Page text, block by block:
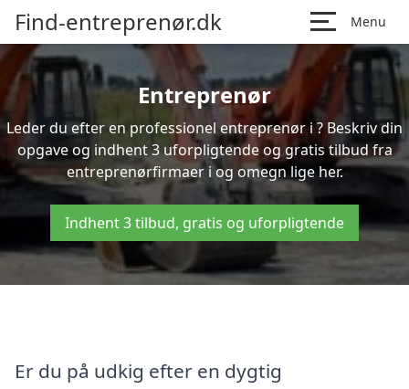
Find-entreprenør.dk Menu
Entreprenør
Leder du efter en professionel entreprenør i ? Beskriv din
opgave og indhent 3 uforpligtende og gratis tilbud fra
entreprenørfirmaer i og omegn lige her.
Indhent 3 tilbud, gratis og uforpligtende
Er du på udkig efter en dygtig